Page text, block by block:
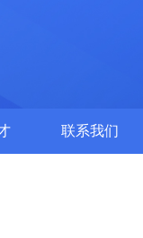
联系我们